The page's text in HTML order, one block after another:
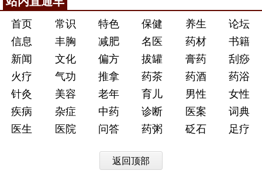
首页 常识 特色 保健 养生
论坛
信息
丰胸 减肥 名医 药材
书籍
新闻
文化 偏方 拔罐 膏药
刮痧
火疗
气功 推拿 药茶 药酒
药浴
针灸
美容 老年 育儿 男性
女性
疾病
杂症 中药 诊断 医案
词典
医生
医院 问答 药粥 砭石 足疗
返回顶部